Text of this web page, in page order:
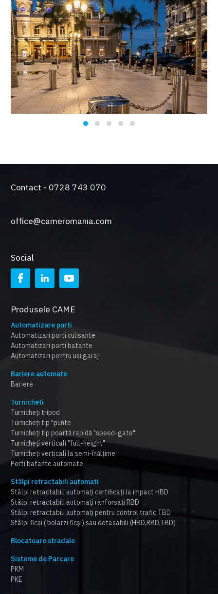
Contact - 0728 743 070
office@cameromania.com
Social
Produsele CAME
Automatizare porti
Automatizari porti culisante
Automatizari porti batante
Automatizari pentru usi garaj
Bariere automate
Bariere
Turnicheti
Turnicheți tripod
Turnicheți tip "punte
Turnicheți tip poartă rapidă "speed-gate"
Turnicheți verticali "full-height"
Turnicheți verticali la semi-înălțime
Porti batante automate
Stâlpi retractabili automati
Stâlpi retractabili automați certificați la impact HBD
Stâlpi retractabili automați ranforsați RBD
Stâlpi retractabili automați pentru control trafic TBD
Stâlpi ficși ( bolarzi ficși) sau detașabili (HBD,RBD,TBD)
Blocatoare stradale
Sisteme de Parcare
PKM
PKE